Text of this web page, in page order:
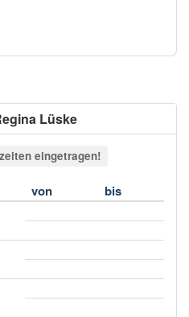
Lüske
eingetragen!
von
bis